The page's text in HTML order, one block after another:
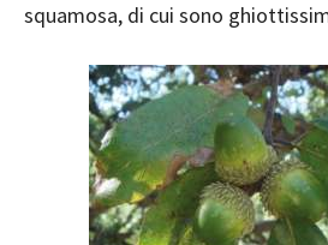
squamosa, di cui sono